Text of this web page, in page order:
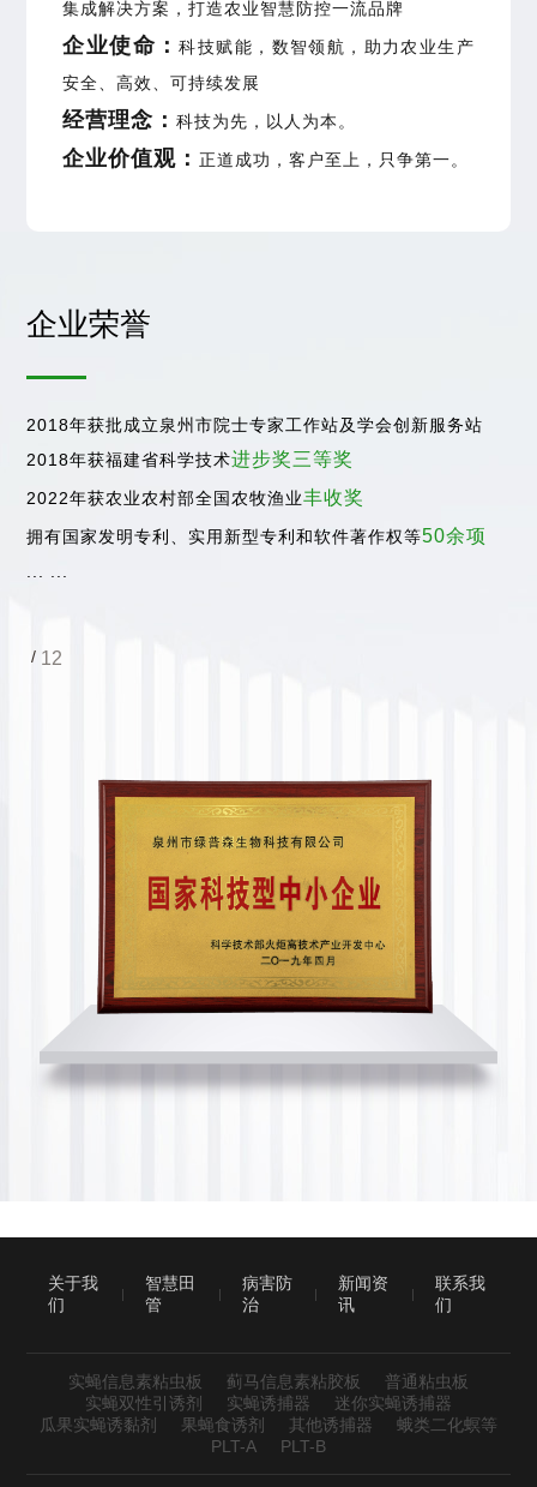
集成解决方案，打造农业智慧防控一流品牌
企业使命：科技赋能，数智领航，助力农业生产
安全、高效、可持续发展
经营理念：科技为先，以人为本。
企业价值观：正道成功，客户至上，只争第一。
企业荣誉
2018年获批成立泉州市院士专家工作站及学会创新服务站
2018年获福建省科学技术进步奖三等奖
2022年获农业农村部全国农牧渔业丰收奖
拥有国家发明专利、实用新型专利和软件著作权等50余项
... ...
/ 12
关于我
们
智慧田
管
病害防
治
新闻资
讯
联系我
们
实蝇信息素粘虫板 蓟马信息素粘胶板
普通粘虫板
实蝇双性引诱剂
实蝇诱捕器
迷你实蝇诱捕器
瓜果实蝇诱黏剂
果蝇食诱剂 其他诱捕器
蛾类二化螟等
PLT-A
PLT-B